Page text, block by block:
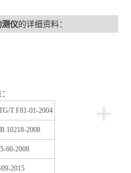
仪的详细资料：
+
T F81-01-2004
10218-2008
60-2008
2015